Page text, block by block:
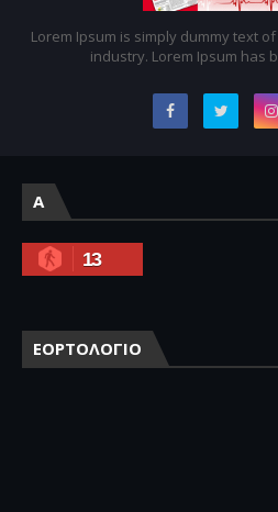
Lorem Ipsum is simply dummy text
industry. Lorem Ipsum has
A
13
ΕΟΡΤΟΛΟΓΙΟ